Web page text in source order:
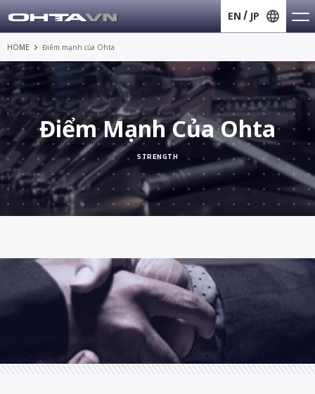
EN JP
HOME Điểm mạnh của Ohta
Điểm Mạnh Của Ohta
STRENGTH